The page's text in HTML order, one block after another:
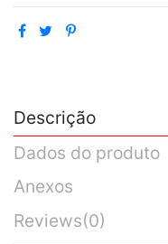
Descrição
Dados do produto
Anexos
Reviews(0)